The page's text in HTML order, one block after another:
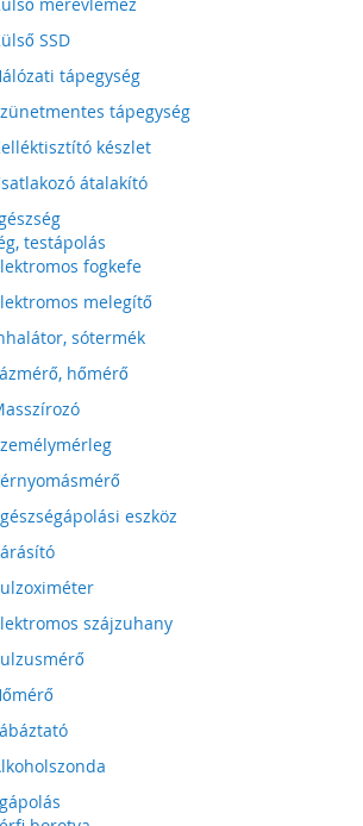
SSD
tápegység
tápegység
készlet
átalakító
testápolás
fogkefe
melegítő
sótermék
hőmérő
eszköz
szájzuhany